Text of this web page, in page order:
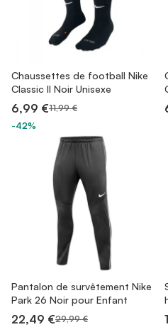
Chaussettes de football Nike
Classic II Noir Unisexe
6,99 €11,99 €
-42%
Pantalon de survêtement Nike
Park 26 Noir pour Enfant
22,49 €29,99 €